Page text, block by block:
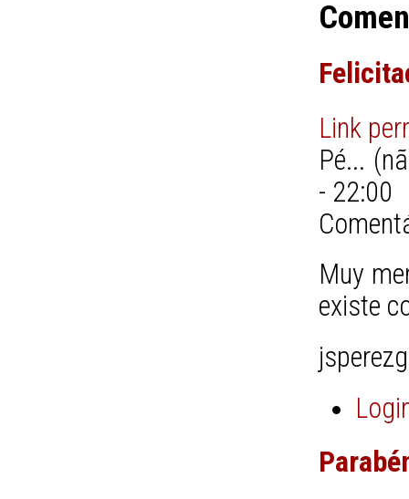
Link
Pé...
- 22:00
Muy
existe